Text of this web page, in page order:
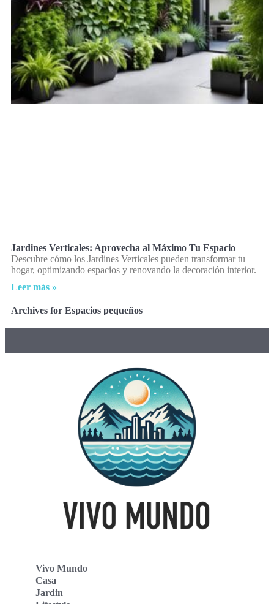
Jardines Verticales: Aprovecha al Máximo Tu Espacio
Descubre cómo los Jardines Verticales pueden transformar tu
hogar, optimizando espacios y renovando la decoración interior.
Leer más »
Archives for Espacios pequeños
Vivo Mundo
Casa
Jardin